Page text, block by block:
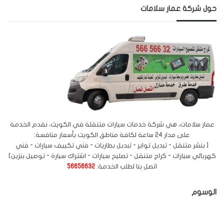
حول شركة عمار سلامات
عمار سلامات، هي شركة خدمات سيارات متنقلة في الكويت، نقدم الخدمة
على مدار 24 ساعة لكافة مناطق الكويت بأسعار منافسة:
[ بنشر متنقل - تبديل تواير - تبديل بطاريات - فني تكييف سيارات - فني
كهربائي سيارات - كراج متنقل - تصليح سيارات - اشتراك سيارة - توصيل بنزين]
اتصل بنا لطلب الخدمة: 56656632
الوسوم